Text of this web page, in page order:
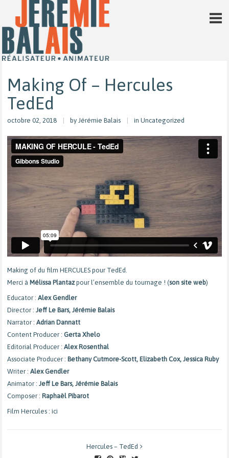
Making Of – Hercules
TedEd
octobre 02, 2018 by Jérémie Balais in Uncategorized
Making of du film HERCULES pour TedEd.
Merci à Mélissa Plantazpour l’ensemble du tournage ! (son site web)
Educator : Alex Gendler
Director : Jeff Le Bars, Jérémie Balais
Narrator : Adrian Dannatt
Content Producer : Gerta Xhelo
Editorial Producer : Alex Rosenthal
Associate Producer : Bethany Cutmore-Scott, Elizabeth Cox, Jessica Ruby
Writer : Alex Gendler
Animator : Jeff Le Bars, Jérémie Balais
Composer : Raphaël Pibarot
Film Hercules : ici
Hercules – TedEd